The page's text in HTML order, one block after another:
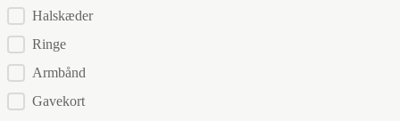
Halskæder
Ringe
Armbånd
Gavekort